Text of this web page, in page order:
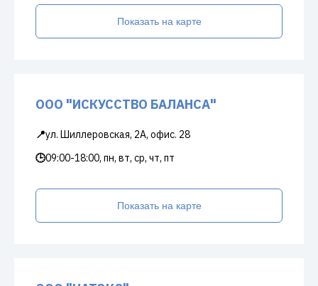
Показать на карте
ООО "ИСКУССТВО БАЛАНСА"
📍ул. Шиллеровская, 2А, офис. 28
🕒09:00-18:00, пн, вт, ср, чт, пт
Показать на карте